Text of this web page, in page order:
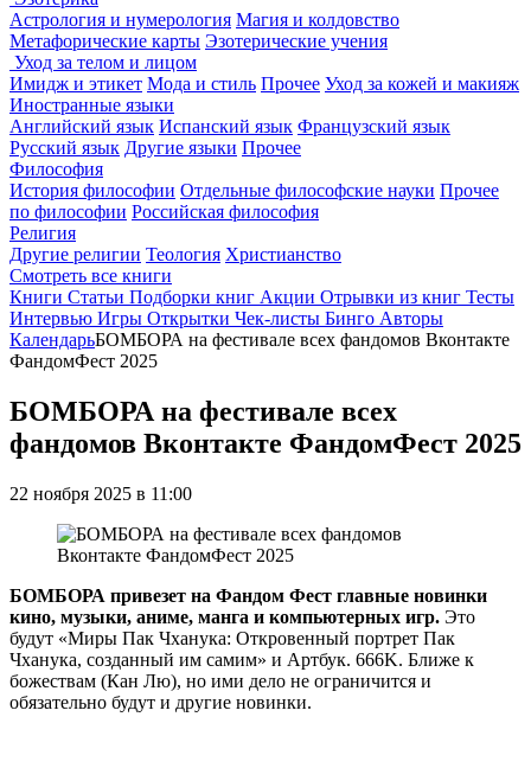
Астрология и нумерология Магия и колдовство
Метафорические карты Эзотерические учения
Уход за телом и лицом
Имидж и этикет Мода и стиль Прочее Уход за кожей и макияж
Иностранные языки
Английский язык Испанский язык Французский язык
Русский язык Другие языки Прочее
Философия
История философии Отдельные философские науки Прочее
по философии Российская философия
Религия
Другие религии Теология Христианство
Смотреть все книги
Книги Статьи Подборки книг Акции Отрывки из книг Тесты
Интервью Игры Открытки Чек-листы Бинго Авторы
КалендарьБОМБОРА на фестивале всех фандомов Вконтакте
ФандомФест 2025
БОМБОРА на фестивале всех
фандомов Вконтакте ФандомФест 2025
22 ноября 2025 в 11:00
БОМБОРА привезет на Фандом Фест главные новинки
кино, музыки, аниме, манга и компьютерных игр. Это
будут «Миры Пак Чханука: Откровенный портрет Пак
Чханука, созданный им самим» и Артбук. 666K. Ближе к
божествам (Кан Лю), но ими дело не ограничится и
обязательно будут и другие новинки.